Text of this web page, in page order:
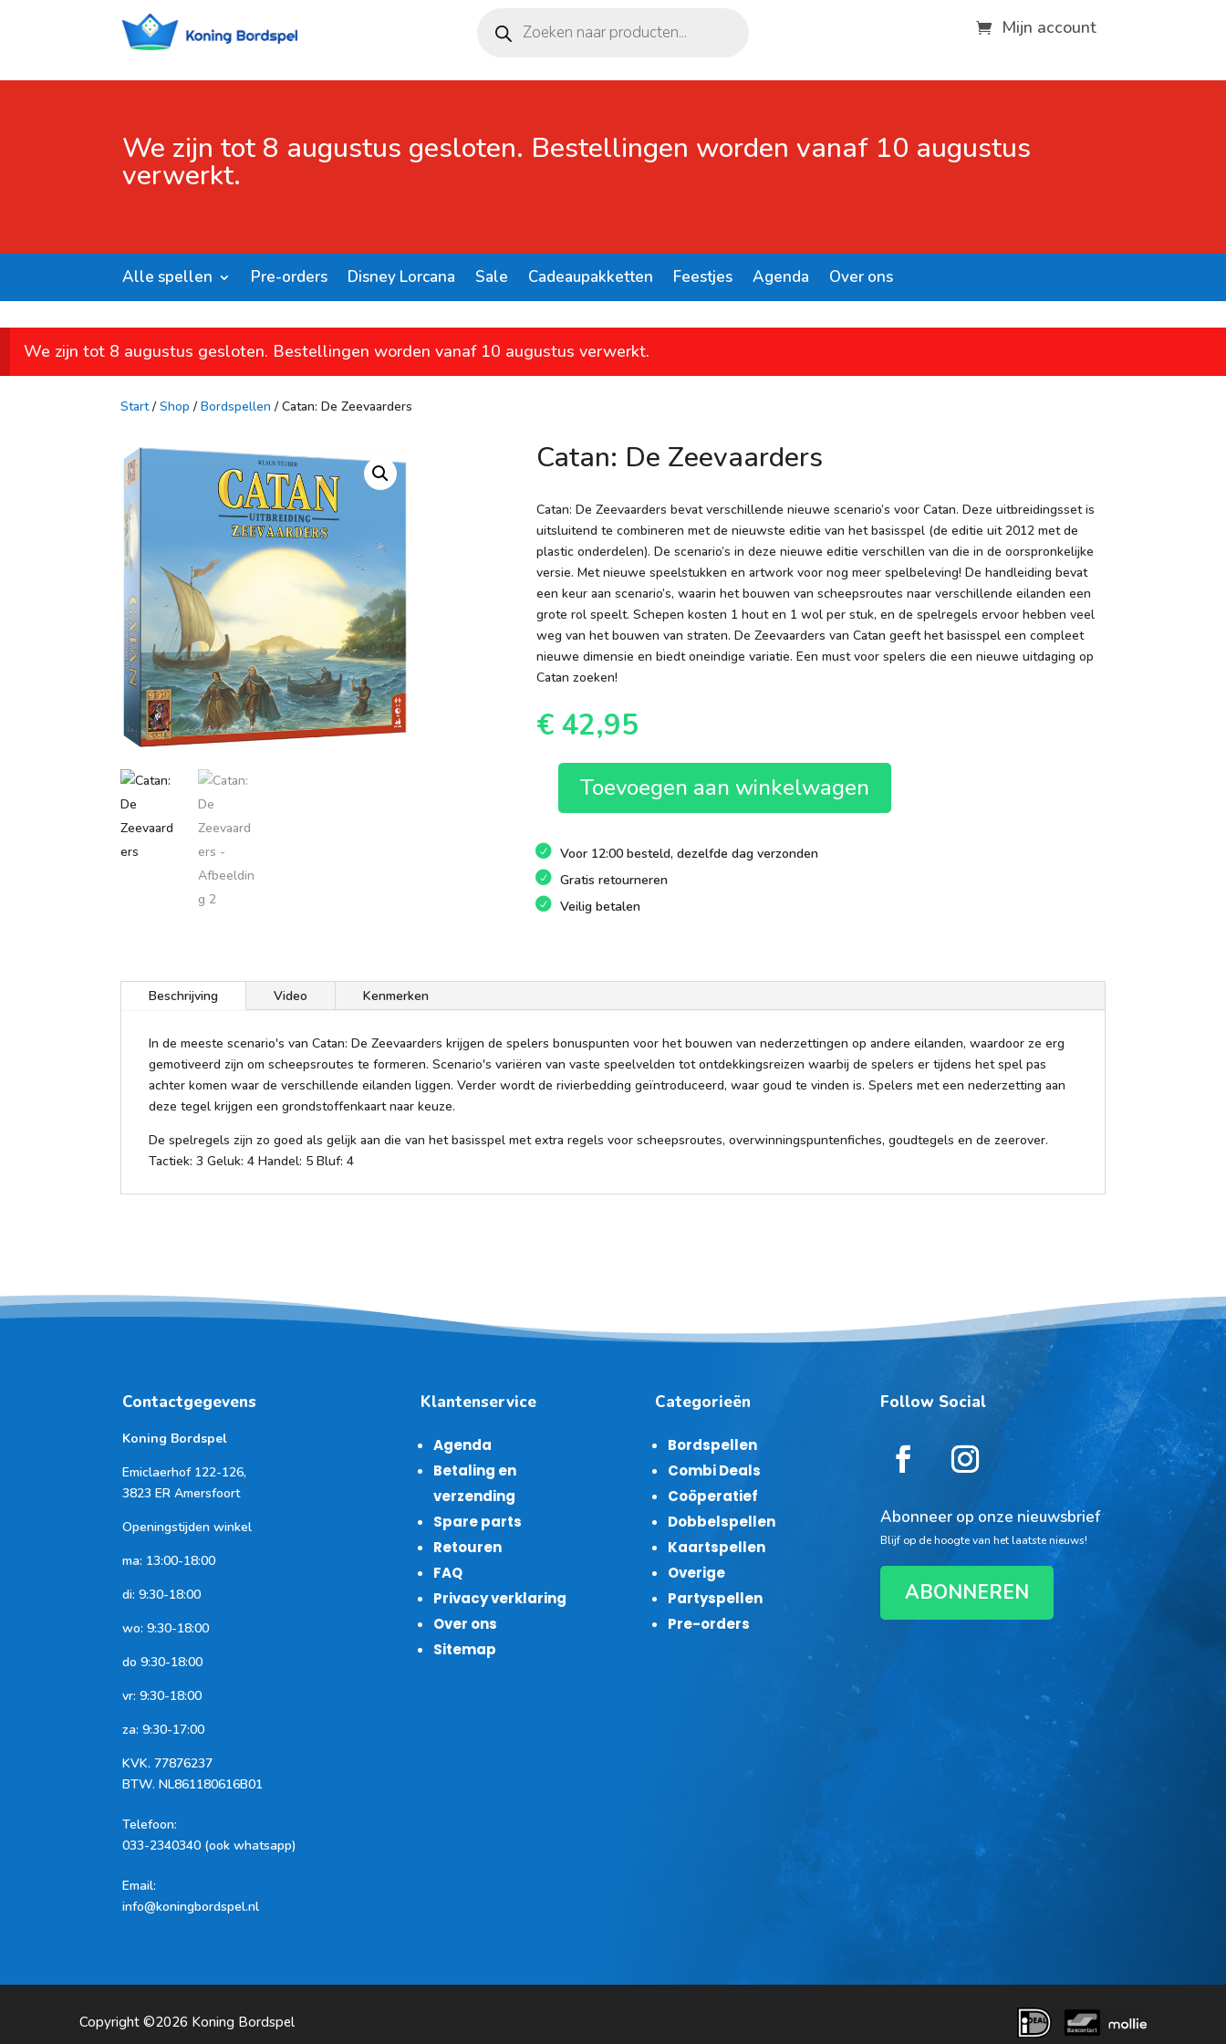
zoeken Mijn account
We zijn tot 8 augustus gesloten. Bestellingen worden vanaf 10 augustus
verwerkt.
Alle spellen Pre-orders Disney Lorcana Sale Cadeaupakketten Feestjes Agenda Over ons
We zijn tot 8 augustus gesloten. Bestellingen worden vanaf 10 augustus verwerkt.
Start/ Shop / Bordspellen / Catan: De Zeevaarders
Catan: De Zeevaarders
Catan: De Zeevaarders bevat verschillende nieuwe scenario’s voor Catan. Deze uitbreidingsset is
uitsluitend te combineren met de nieuwste editie van het basisspel (de editie uit 2012 met de
plastic onderdelen). De scenario’s in deze nieuwe editie verschillen van die in de oorspronkelijke
versie. Met nieuwe speelstukken en artwork voor nog meer spelbeleving! De handleiding bevat
een keur aan scenario’s, waarin het bouwen van scheepsroutes naar verschillende eilanden een
grote rol speelt. Schepen kosten 1 hout en 1 wol per stuk, en de spelregels ervoor hebben veel
weg van het bouwen van straten. De Zeevaarders van Catan geeft het basisspel een compleet
nieuwe dimensie en biedt oneindige variatie. Een must voor spelers die een nieuwe uitdaging op
Catan zoeken!
€42,95
Zeevaarders
aantal
Toevoegen aan winkelwagen
Voor 12:00 besteld, dezelfde dag verzonden
Gratis retourneren
Veilig betalen
Beschrijving Video Kenmerken
In de meeste scenario's van Catan: De Zeevaarders krijgen de spelers bonuspunten voor het bouwen van nederzettingen op andere eilanden, waardoor ze erg
gemotiveerd zijn om scheepsroutes te formeren. Scenario's variëren van vaste speelvelden tot ontdekkingsreizen waarbij de spelers er tijdens het spel pas
achter komen waar de verschillende eilanden liggen. Verder wordt de rivierbedding geïntroduceerd, waar goud te vinden is. Spelers met een nederzetting aan
deze tegel krijgen een grondstoffenkaart naar keuze.
De spelregels zijn zo goed als gelijk aan die van het basisspel met extra regels voor scheepsroutes, overwinningspuntenfiches, goudtegels en de zeerover.
Tactiek: 3 Geluk: 4 Handel: 5 Bluf: 4
Contactgegevens
Koning Bordspel
Emiclaerhof 122-126,
3823 ER Amersfoort
Openingstijden winkel
ma: 13:00-18:00
di: 9:30-18:00
wo: 9:30-18:00
do 9:30-18:00
vr: 9:30-18:00
za: 9:30-17:00
KVK. 77876237
BTW. NL861180616B01
Telefoon:
033-2340340 (ook whatsapp)
Email:
info@koningbordspel.nl
Klantenservice
Agenda
Betaling en
verzending
Spare parts
Retouren
FAQ
Privacy verklaring
Over ons
Sitemap
Categorieën
Bordspellen
Combi Deals
Coöperatief
Dobbelspellen
Kaartspellen
Overige
Partyspellen
Pre-orders
Follow Social
Abonneer op onze nieuwsbrief
Blijf op de hoogte van het laatste nieuws!
ABONNEREN
Copyright ©2026 Koning Bordspel